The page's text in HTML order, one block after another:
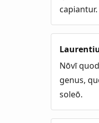
capiantur.
Nōvī
genus,
soleō.